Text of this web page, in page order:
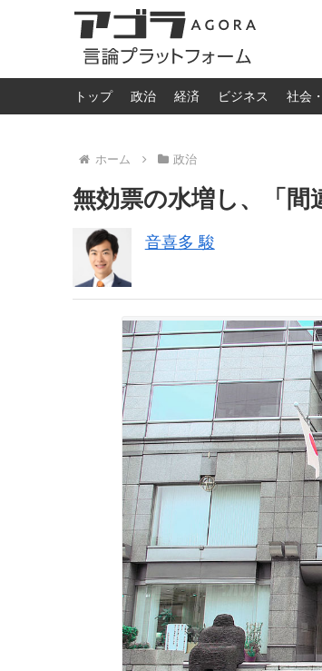
トップ 政治 経済 ビジネス 社会
ホーム 政治
無効票の水増し、「間
音喜多 駿